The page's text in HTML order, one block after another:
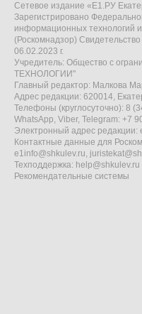
Сетевое издание «Е1.РУ
Зарегистрировано
информационных технологий
(Роскомнадзор)
06.02.2023 г.
Учредитель: Общество с
ТЕХНОЛОГИИ"
Главный редактор: Малкова
Адрес редакции: 620014,
Телефоны (круглосуточно): 8
WhatsApp, Viber, Telegram: +7
Электронный адрес редакции:
Контактные данные для
e1info@shkulev.ru,
Техподдержка: help@shkulev.ru
Рекомендательные системы